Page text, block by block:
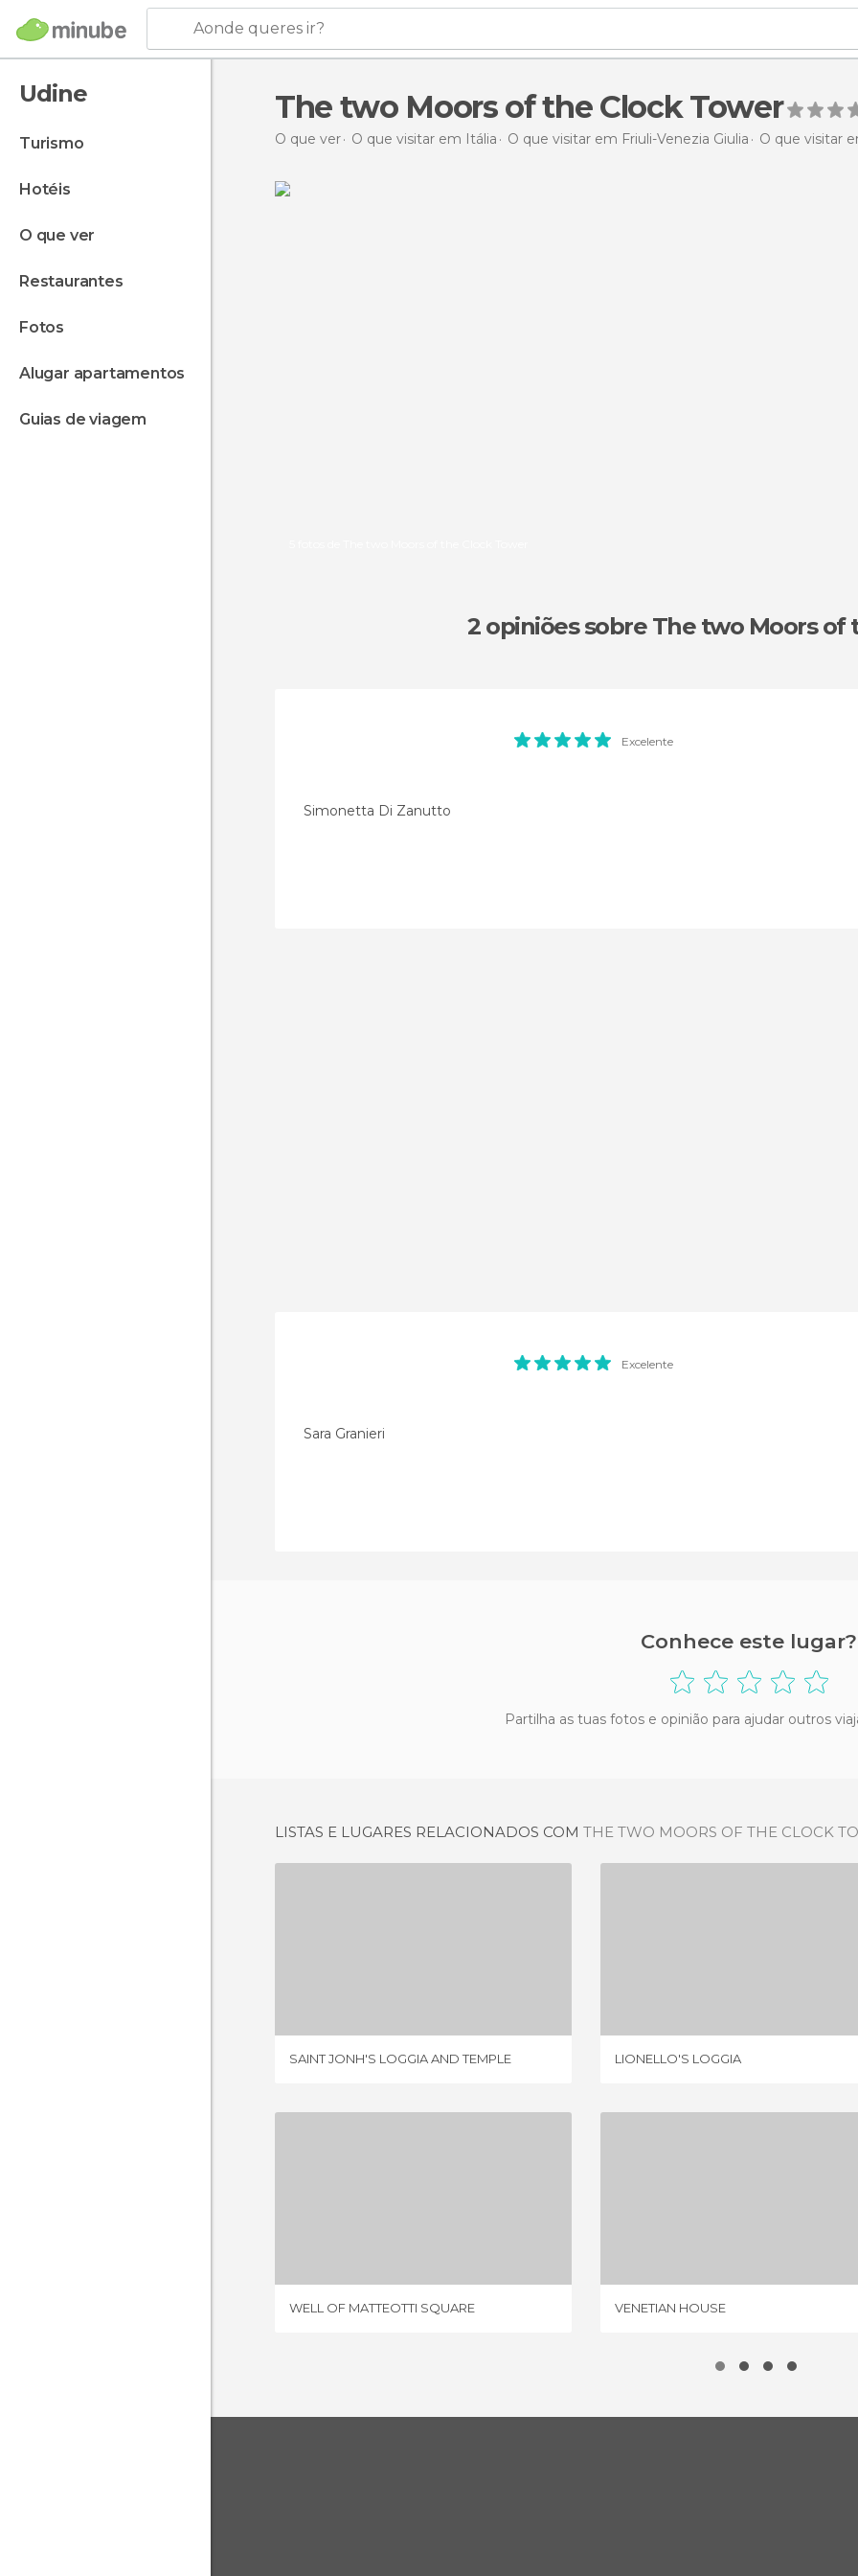
Aonde queres ir?
Udine
turismo
hotéis
o que ver
restaurantes
fotos
alugar apartamentos
guias de viagem
The two Moors of the Clock Tower
O que ver O que visitar em Itália O que visitar em Friuli-Venezia Giulia O que visitar
2 opiniõessobre The two Moors of
Simonetta Di Zanutto
Excelente
Sara Granieri
Excelente
Conhece este lugar?
Partilha as tuas fotos e opinião para ajudar outros
LISTAS E LUGARES RELACIONADOS COM THE TWO MOORS OF THE CLOCK
SAINT JONH'S LOGGIA AND TEMPLE LIONELLO'S LOGGIA
WELL OF MATTEOTTI SQUARE VENETIAN HOUSE